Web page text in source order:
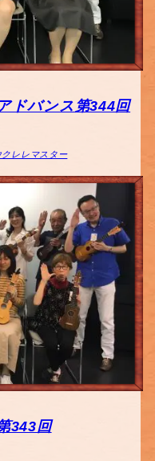
ドバンス第344回
クレレマスター
343回